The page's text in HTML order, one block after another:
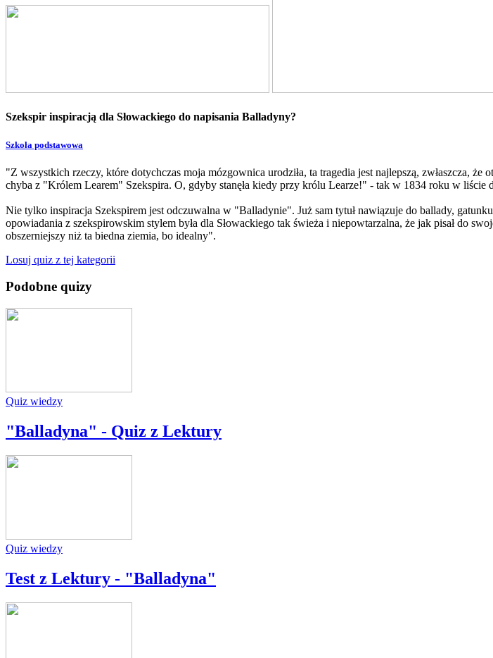
Szekspir inspiracją dla Słowackiego do napisania Balladyny?
Szkoła podstawowa
"Z wszystkich rzeczy, które dotychczas moja mózgownica urodziła, ta tragedia jest najlepszą, zwłaszcza,
chyba z "Królem Learem" Szekspira. O, gdyby stanęła kiedy przy królu Learze!" - tak w 1834 roku w liście
Nie tylko inspiracja Szekspirem jest odczuwalna w "Balladynie". Już sam tytuł nawiązuje do ballady,
opowiadania z szekspirowskim stylem była dla Słowackiego tak świeża i niepowtarzalna, że jak pisał do
obszerniejszy niż ta biedna ziemia, bo idealny".
Losuj quiz z tej kategorii
Podobne quizy
Quiz wiedzy
"Balladyna" - Quiz z Lektury
Quiz wiedzy
Test z Lektury - "Balladyna"